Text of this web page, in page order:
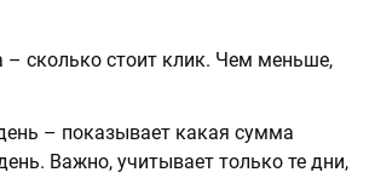
– сколько стоит клик. Чем меньше,
– показывает какая сумма
Важно, учитывает только те дни,